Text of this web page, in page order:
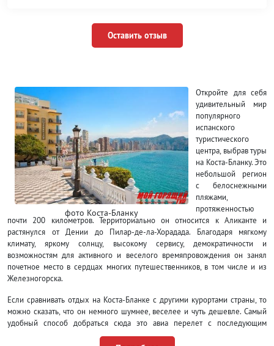
Оставить отзыв
фото Коста-Бланку
Откройте для себя
удивительный мир
популярного
испанского
туристического
центра, выбрав туры
на Коста-Бланку. Это
небольшой регион
с белоснежными
пляжами,
протяженностью
почти 200 километров. Территориально он относится к Аликанте и
растянулся от Дении до Пилар-де-ла-Хорадада. Благодаря мягкому
климату, яркому солнцу, высокому сервису, демократичности и
возможностям для активного и веселого времяпровождения он занял
почетное место в сердцах многих путешественников, в том числе и из
Железногорска.
Если сравнивать отдых на Коста-Бланке с другими курортами страны, то
можно сказать, что он немного шумнее, веселее и чуть дешевле. Самый
удобный способ добраться сюда это авиа перелет с последующим
трансфером, который включен в пакетную путевку от туроператоров, если